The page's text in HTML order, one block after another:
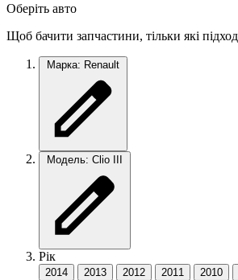
Оберіть авто
Щоб бачити запчастини, тільки які
Марка: Renault
Модель: Clio III
Рік
2014 2013 2012 2011 2010